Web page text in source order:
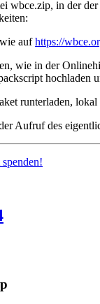
wbce.zip, in der
aufhttps://
wie in der
hochladen
runterladen,
Aufruf des
spenden!